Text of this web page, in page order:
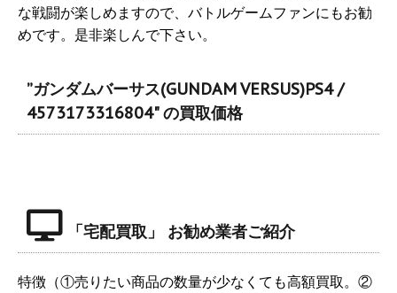
な戦闘が楽しめますので、バトルゲームファンにもお勧
めです。是非楽しんで下さい。
”ガンダムバーサス(GUNDAM VERSUS)PS4 /
4573173316804" の買取価格
「宅配買取」 お勧め業者ご紹介
特徴（①売りたい商品の数量が少なくても高額買取。②